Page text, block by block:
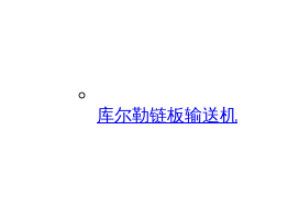
库尔勒链板输送机